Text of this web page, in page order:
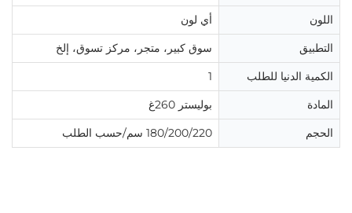
اللون
أي لون
التطبيق
سوق كبير، متجر، مركز تسوق، إلخ
الكمية الدنيا للطلب
المادة
بوليستر 260غ
الحجم
180/200/220 سم/حسب الطلب